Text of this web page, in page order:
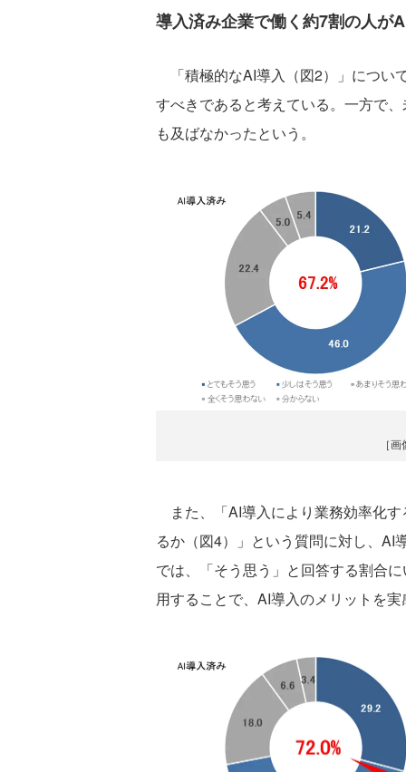
導入済み企業で働く約7割の人が
「積極的なAI導入（図2）」につい
すべきであると考えている。一方で
も及ばなかったという。
［
また、「AI導入により業務効率化
るか（図4）」という質問に対し、AI
では、「そう思う」と回答する割合
用することで、AI導入のメリットを